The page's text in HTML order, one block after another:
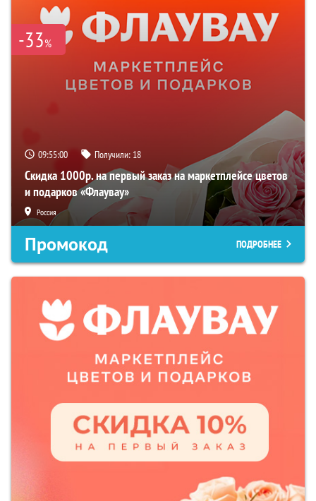
-33%
09:54:59 Получили: 18
Скидка 1000р. на первый заказ на маркетплейсе цветов
и подарков «Флаувау»
Россия
Промокод ПОДРОБНЕЕ